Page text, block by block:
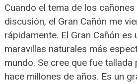
Cuando el tema de los
discusión, el Gran Cañón me
rápidamente. El Gran Cañón es
maravillas naturales más
mundo. Se cree que fue tallada
hace millones de años. Es un